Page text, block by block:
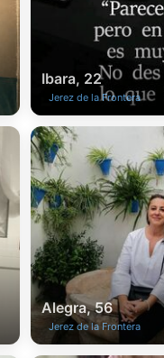
Ibara, 22
Jerez de la Frontera
Alegra, 56
Jerez de la Frontera